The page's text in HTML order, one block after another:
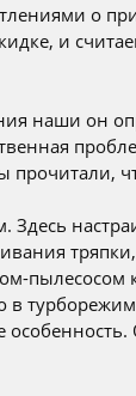
о
и
наши он
прочитали,
пылесосом
в